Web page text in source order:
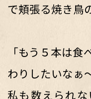
で頬張る焼き鳥
「もう５本は
わりしたいなぁ
私も数えられ